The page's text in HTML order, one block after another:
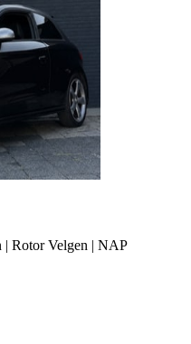
Rotor Velgen | NAP